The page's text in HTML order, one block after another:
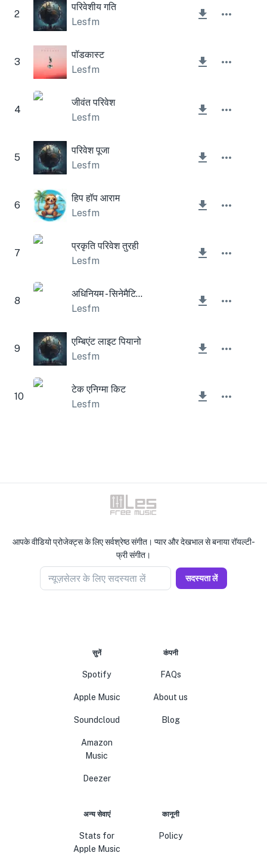
2
परिवेशीय गति
Lesfm
3
पॉडकास्ट
Lesfm
4
जीवंत परिवेश
Lesfm
5
परिवेश पूजा
Lesfm
6
हिप हॉप आराम
Lesfm
7
प्रकृति परिवेश तुरही
Lesfm
8
अधिनियम - सिनेमैटिक टाइम पैड
Lesfm
9
एम्बिएंट लाइट पियानो
Lesfm
10
टेक एनिग्मा किट
Lesfm
आपके वीडियो प्रोजेक्ट्स के लिए सर्वश्रेष्ठ संगीत। प्यार और देखभाल से बनाया रॉयल्टी-
फ्री संगीत।
न्यूज़सेलर के लिए सदस्यता लें सदस्यता लें
सुनें
Spotify
Apple Music
Soundcloud
Amazon
Music
Deezer
कंपनी
FAQs
About us
Blog
अन्य सेवाएं
Stats for
Apple Music
कानूनी
Policy